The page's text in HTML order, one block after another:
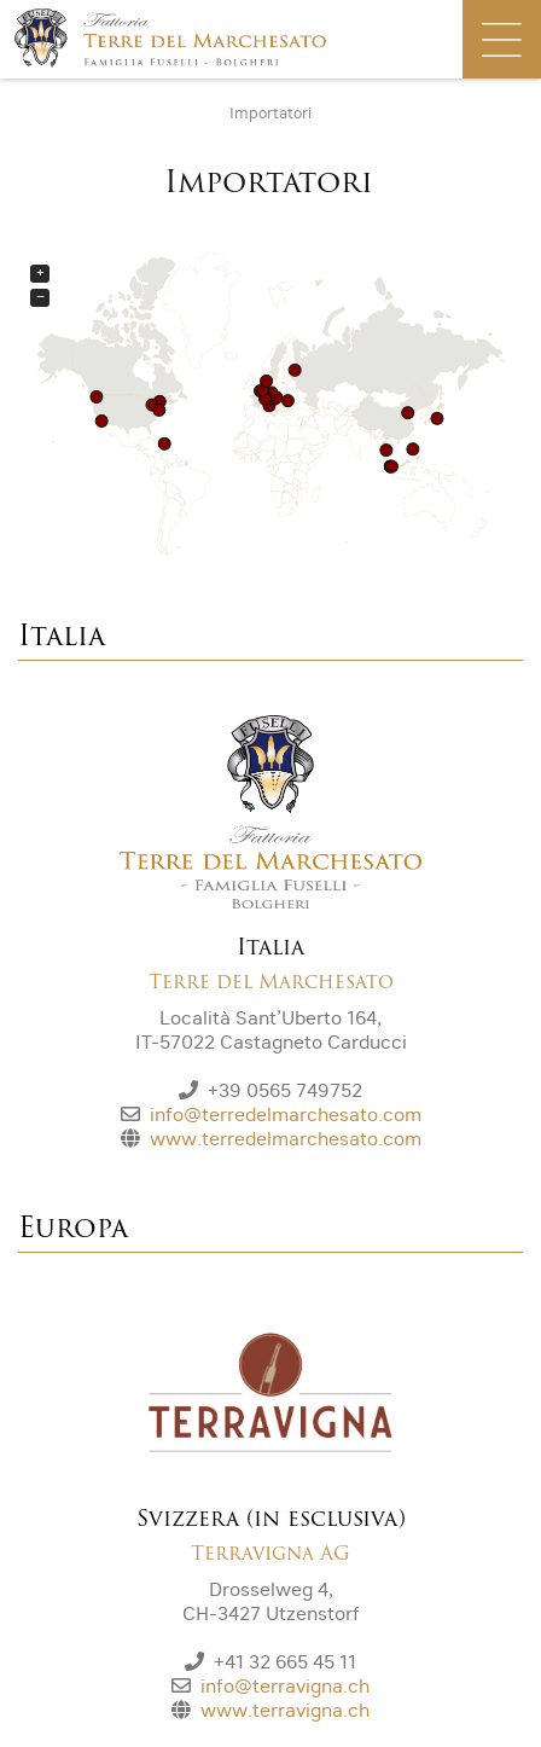
Importatori
Importatori
+
−
Italia
Italia
Terre del Marchesato
Località Sant’Uberto 164,
IT-57022 Castagneto Carducci
+39 0565 749752
info@terredelmarchesato.com
www.terredelmarchesato.com
Europa
Svizzera (in esclusiva)
Terravigna AG
Drosselweg 4,
CH-3427 Utzenstorf
+41 32 665 45 11
info@terravigna.ch
www.terravigna.ch